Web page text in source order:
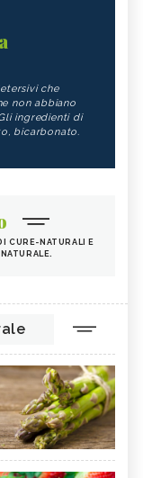
che
non abbiano
ingredienti di
bicarbonato.
CURE-NATURALI E